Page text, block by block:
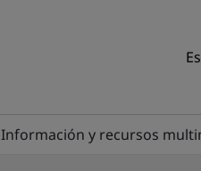
Información y recursos